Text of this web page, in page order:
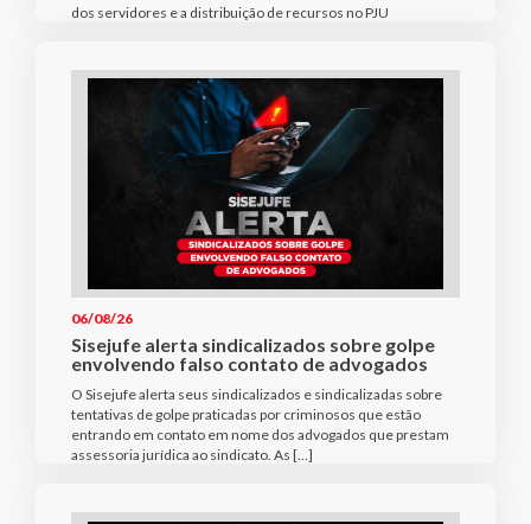
dos servidores e a distribuição de recursos no PJU
06/08/26
Sisejufe alerta sindicalizados sobre golpe
envolvendo falso contato de advogados
O Sisejufe alerta seus sindicalizados e sindicalizadas sobre
tentativas de golpe praticadas por criminosos que estão
entrando em contato em nome dos advogados que prestam
assessoria jurídica ao sindicato. As […]